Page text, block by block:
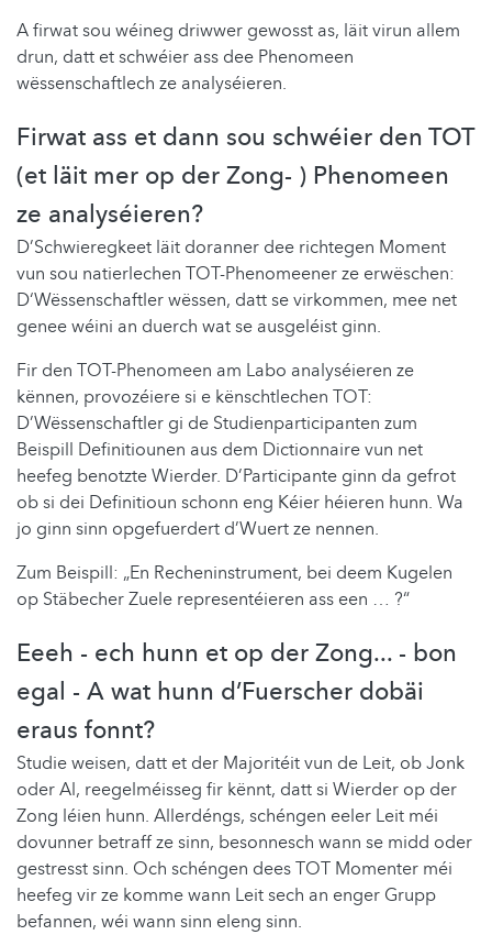
A firwat sou wéineg driwwer gewosst as, läit virun allem
drun, datt et schwéier ass dee Phenomeen
wëssenschaftlech ze analyséieren.
Firwat ass et dann sou schwéier den TOT
(et läit mer op der Zong- ) Phenomeen
ze analyséieren?
D’Schwieregkeet läit doranner dee richtegen Moment
vun sou natierlechen TOT-Phenomeener ze erwëschen:
D‘Wëssenschaftler wëssen, datt se virkommen, mee net
genee wéini an duerch wat se ausgeléist ginn.
Fir den TOT-Phenomeen am Labo analyséieren ze
kënnen, provozéiere si e kënschtlechen TOT:
D’Wëssenschaftler gi de Studienparticipanten zum
Beispill Definitiounen aus dem Dictionnaire vun net
heefeg benotzte Wierder. D’Participante ginn da gefrot
ob si dei Definitioun schonn eng Kéier héieren hunn. Wa
jo ginn sinn opgefuerdert d’Wuert ze nennen.
Zum Beispill: „En Recheninstrument, bei deem Kugelen
op Stäbecher Zuele representéieren ass een … ?“
Eeeh - ech hunn et op der Zong... - bon
egal - A wat hunn d’Fuerscher dobäi
eraus fonnt?
Studie weisen, datt et der Majoritéit vun de Leit, ob Jonk
oder Al, reegelméisseg fir kënnt, datt si Wierder op der
Zong léien hunn. Allerdéngs, schéngen eeler Leit méi
dovunner betraff ze sinn, besonnesch wann se midd oder
gestresst sinn. Och schéngen dees TOT Momenter méi
heefeg vir ze komme wann Leit sech an enger Grupp
befannen, wéi wann sinn eleng sinn.